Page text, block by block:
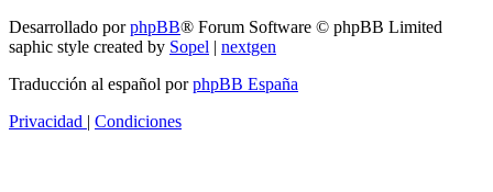
Desarrollado porphpBB® Forum Software © phpBB Limited
saphic style created by Sopel | nextgen
Traducción al español porphpBB España
Privacidad | Condiciones